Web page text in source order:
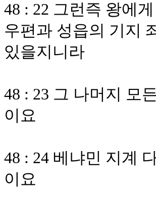
48 : 22 그런즉 왕에
우편과 성읍의 기지
있을지니라
48 : 23 그 나머지 모
이요
48 : 24 베냐민 지계
이요